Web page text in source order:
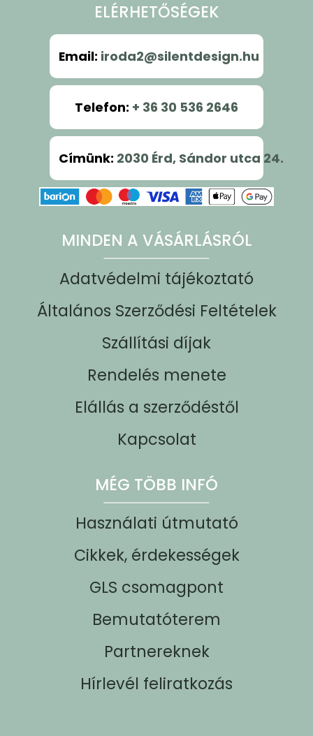
MINDEN A VÁSÁRLÁSRÓL
Adatvédelmi tájékoztató
Általános Szerződési Feltételek
Szállítási díjak
Rendelés menete
Elállás a szerződéstől
Kapcsolat
MÉG TÖBB INFÓ
Használati útmutató
Cikkek, érdekességek
GLS csomagpont
Bemutatóterem
Partnereknek
Hírlevél feliratkozás
ELÉRHETŐSÉGEK
Email: iroda2@silentdesign.hu
Telefon: + 36 30 536 2646
Címünk: 2030 Érd, Sándor utca 24.